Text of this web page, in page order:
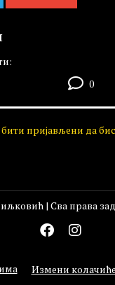
0
пријављени да
| Сва права
Измени колачиће